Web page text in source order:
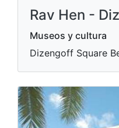
Rav Hen -
Museos y cultura
Dizengoff Square